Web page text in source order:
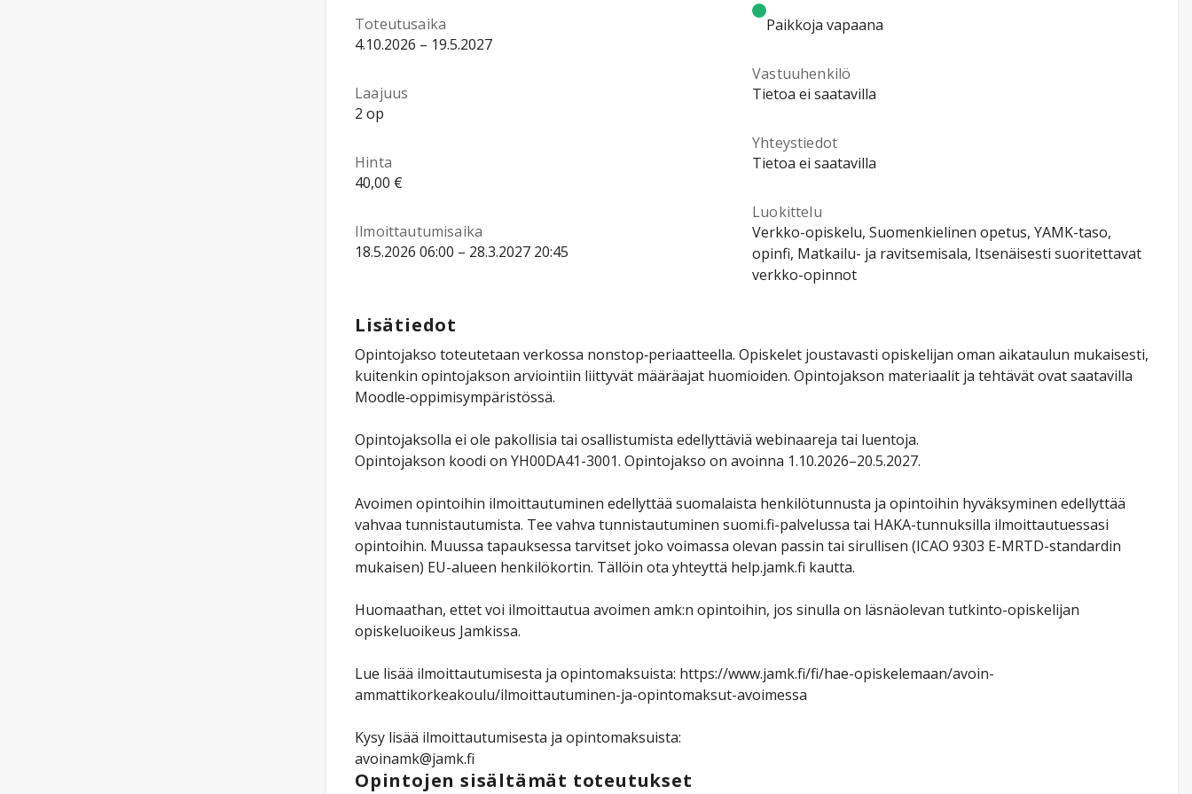
Toteutusaika
4.10.2026 – 19.5.2027
Laajuus
2 op
Hinta
40,00 €
Ilmoittautumisaika
18.5.2026 06:00 – 28.3.2027 20:45
Paikkoja vapaana
Vastuuhenkilö
Tietoa ei saatavilla
Yhteystiedot
Tietoa ei saatavilla
Luokittelu
Verkko-opiskelu, Suomenkielinen opetus, YAMK-taso,
opinfi, Matkailu- ja ravitsemisala, Itsenäisesti suoritettavat
verkko-opinnot
Lisätiedot
Opintojakso toteutetaan verkossa nonstop‑periaatteella. Opiskelet joustavasti opiskelijan oman aikataulun mukaisesti,
kuitenkin opintojakson arviointiin liittyvät määräajat huomioiden. Opintojakson materiaalit ja tehtävät ovat saatavilla
Moodle‑oppimisympäristössä.
Opintojaksolla ei ole pakollisia tai osallistumista edellyttäviä webinaareja tai luentoja.
Opintojakson koodi on YH00DA41-3001. Opintojakso on avoinna 1.10.2026–20.5.2027.
Avoimen opintoihin ilmoittautuminen edellyttää suomalaista henkilötunnusta ja opintoihin hyväksyminen edellyttää
vahvaa tunnistautumista. Tee vahva tunnistautuminen suomi.fi-palvelussa tai HAKA-tunnuksilla ilmoittautuessasi
opintoihin. Muussa tapauksessa tarvitset joko voimassa olevan passin tai sirullisen (ICAO 9303 E-MRTD-standardin
mukaisen) EU-alueen henkilökortin. Tällöin ota yhteyttä help.jamk.fi kautta.
Huomaathan, ettet voi ilmoittautua avoimen amk:n opintoihin, jos sinulla on läsnäolevan tutkinto-opiskelijan
opiskeluoikeus Jamkissa.
Lue lisää ilmoittautumisesta ja opintomaksuista: https://www.jamk.fi/fi/hae-opiskelemaan/avoin-
ammattikorkeakoulu/ilmoittautuminen-ja-opintomaksut-avoimessa
Kysy lisää ilmoittautumisesta ja opintomaksuista:
avoinamk@jamk.fi
Opintojen sisältämät toteutukset